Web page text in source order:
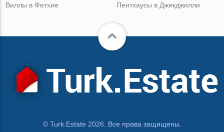
Виллы в Фетхие
Пентхаусы в Джикджилли
© Turk.Estate 2026. Все права защищены.